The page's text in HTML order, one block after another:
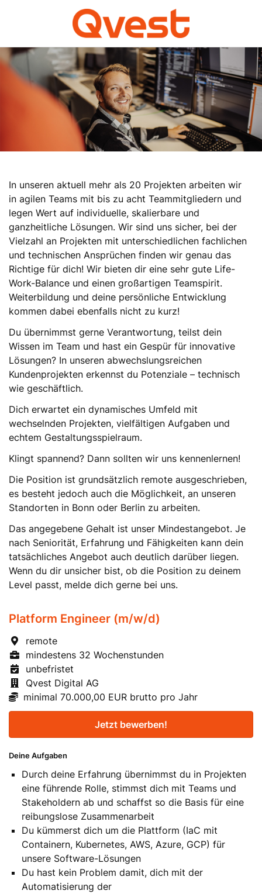
Platform Engineer (m/w/d)
remote
mindestens 32 Wochenstunden
unbefristet
Qvest Digital AG
minimal 70.000,00 EUR brutto pro Jahr
Jetzt bewerben!
In unseren aktuell mehr als 20 Projekten arbeiten wir
in agilen Teams mit bis zu acht Teammitgliedern und
legen Wert auf individuelle, skalierbare und
ganzheitliche Lösungen. Wir sind uns sicher, bei der
Vielzahl an Projekten mit unterschiedlichen fachlichen
und technischen Ansprüchen finden wir genau das
Richtige für dich! Wir bieten dir eine sehr gute Life-
Work-Balance und einen großartigen Teamspirit.
Weiterbildung und deine persönliche Entwicklung
kommen dabei ebenfalls nicht zu kurz!
Du übernimmst gerne Verantwortung, teilst dein
Wissen im Team und hast ein Gespür für innovative
Lösungen? In unseren abwechslungsreichen
Kundenprojekten erkennst du Potenziale – technisch
wie geschäftlich.
Dich erwartet ein dynamisches Umfeld mit
wechselnden Projekten, vielfältigen Aufgaben und
echtem Gestaltungsspielraum.
Klingt spannend? Dann sollten wir uns kennenlernen!
Die Position ist grundsätzlich remote ausgeschrieben,
es besteht jedoch auch die Möglichkeit, an unseren
Standorten in Bonn oder Berlin zu arbeiten.
Das angegebene Gehalt ist unser Mindestangebot. Je
nach Seniorität, Erfahrung und Fähigkeiten kann dein
tatsächliches Angebot auch deutlich darüber liegen.
Wenn du dir unsicher bist, ob die Position zu deinem
Level passt, melde dich gerne bei uns.
Deine Aufgaben
Durch deine Erfahrung übernimmst du in Projekten
eine führende Rolle, stimmst dich mit Teams und
Stakeholdern ab und schaffst so die Basis für eine
reibungslose Zusammenarbeit
Du kümmerst dich um die Plattform (IaC mit
Containern, Kubernetes, AWS, Azure, GCP) für
unsere Software-Lösungen
Du hast kein Problem damit, dich mit der
Automatisierung der